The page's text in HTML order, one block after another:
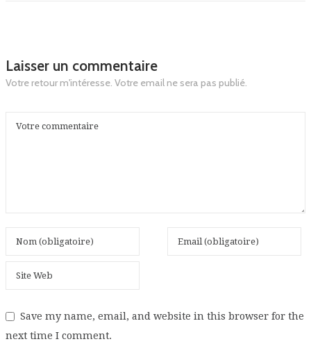
Laisser un commentaire
Votre retour m'intéresse. Votre email ne sera pas publié.
Save my name, email, and website in this browser for the
next time I comment.